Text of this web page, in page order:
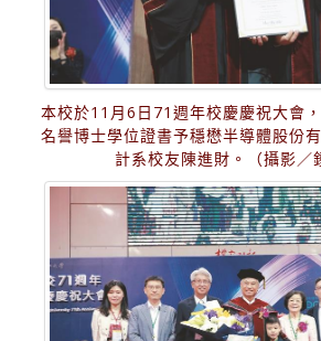
本校於11月6日71週年校慶慶祝大會
名譽博士學位證書予穩懋半導體股份
計系校友陳進財。（攝影／